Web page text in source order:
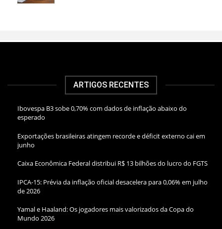
ARTIGOS RECENTES
Ibovespa B3 sobe 0,70% com dados de inflação abaixo do
esperado
Exportações brasileiras atingem recorde e déficit externo cai em
junho
Caixa Econômica Federal distribui R$ 13 bilhões do lucro do FGTS
IPCA-15: Prévia da inflação oficial desacelera para 0,06% em julho
de 2026
Yamal e Haaland: Os jogadores mais valorizados da Copa do
Mundo 2026